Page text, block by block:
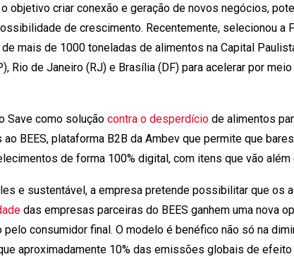
objetivo criar conexão e geração de novos negócios,
de crescimento. Recentemente, selecionou a
mais de 1000 toneladas de alimentos na Capital
Rio de Janeiro (RJ) e Brasília (DF) para acelerar por
Save como solução contra o desperdício de alimentos
BEES, plataforma B2B da Ambev que permite que
de forma 100% digital, com itens que vão além
e sustentável, a empresa pretende possibilitar que os
das empresas parceiras do BEES ganhem uma nova
consumidor final. O modelo é benéfico não só na
aproximadamente 10% das emissões globais de